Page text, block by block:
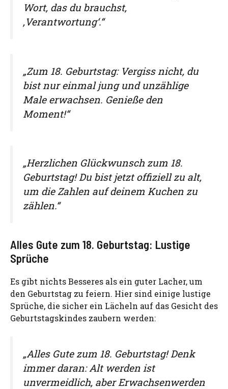
Wort, das du brauchst,
‚Verantwortung‘.“
„Zum 18. Geburtstag: Vergiss nicht, du
bist nur einmal jung und unzählige
Male erwachsen. Genieße den
Moment!“
„Herzlichen Glückwunsch zum 18.
Geburtstag! Du bist jetzt offiziell zu alt,
um die Zahlen auf deinem Kuchen zu
zählen.“
Alles Gute zum 18. Geburtstag: Lustige
Sprüche
Es gibt nichts Besseres als ein guter Lacher, um
den Geburtstag zu feiern. Hier sind einige lustige
Sprüche, die sicher ein Lächeln auf das Gesicht des
Geburtstagskindes zaubern werden:
„Alles Gute zum 18. Geburtstag! Denk
immer daran: Alt werden ist
unvermeidlich, aber Erwachsenwerden